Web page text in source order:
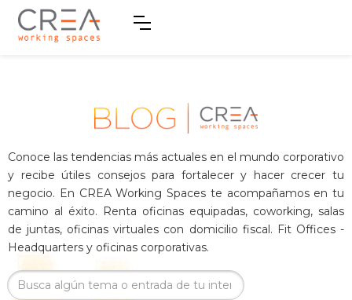
Conoce las tendencias más actuales en el mundo corporativo
y recibe útiles consejos para fortalecer y hacer crecer tu
negocio. En CREA Working Spaces te acompañamos en tu
camino al éxito. Renta oficinas equipadas, coworking, salas
de juntas, oficinas virtuales con domicilio fiscal. Fit Offices -
Headquarters y oficinas corporativas.